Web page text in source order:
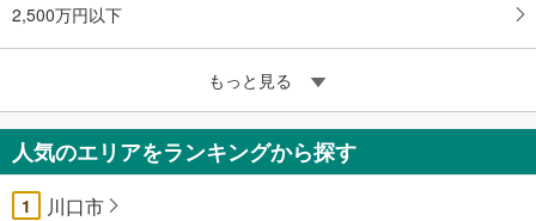
2,500万円以下
もっと見る
人気のエリアをランキングから探す
1 川口市